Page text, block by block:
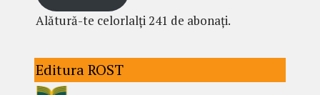
Alătură-te celorlalți 241 de abonați.
Editura ROST